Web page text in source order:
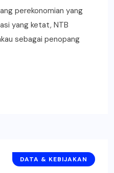
perekonomian yang
yang ketat, NTB
sebagai penopang
DATA & KEBIJAKAN